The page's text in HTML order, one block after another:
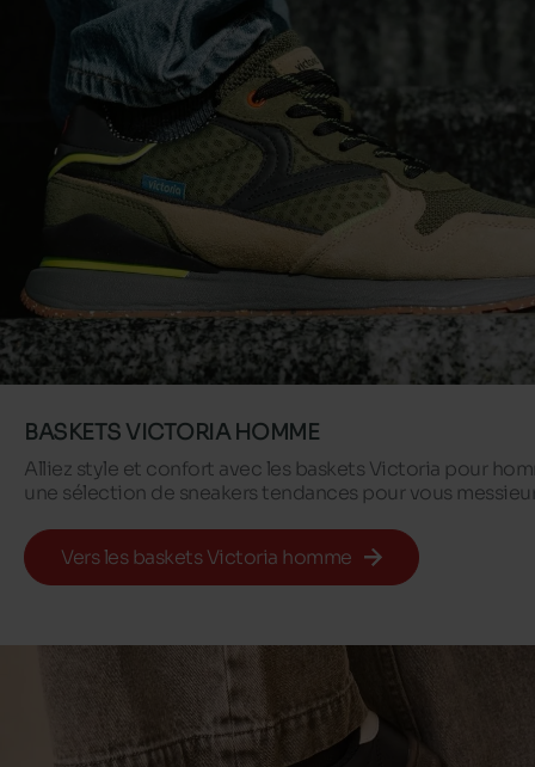
BASKETS VICTORIA HOMME
Alliez style et confort avec les baskets Victoria pour
une sélection de sneakers tendances pour vous
Vers les baskets Victoria homme